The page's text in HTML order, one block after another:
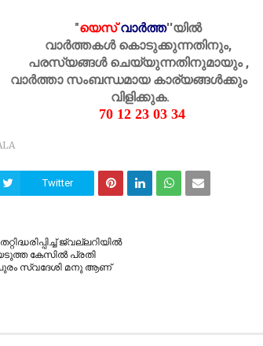
"യെസ് വാർത്ത''യിൽ
വാർത്തകൾ കൊടുക്കുന്നതിനും,
പരസ്യങ്ങൾ ചെയ്യുന്നതിനുമായും ,
വാർത്താ സംബന്ധമായ കാര്യങ്ങൾക്കും
വിളിക്കുക.
70 12 23 03 34
Twitter
ജ്വല്ലറിയിൽ
കേസിൽ പ്രതി
സ്വദേശി മനു ആണ്